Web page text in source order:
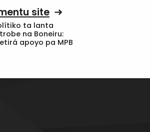
site
ta lanta
na Boneiru:
apoyo pa MPB